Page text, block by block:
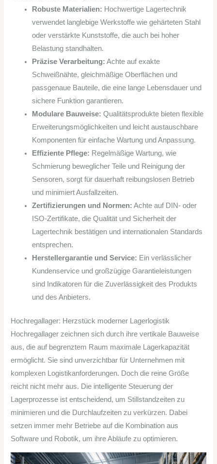
Robuste Materialien: Hochwertige Lagertechnik
verwendet langlebige Werkstoffe wie gehärteten Stahl
oder verstärkte Kunststoffe, die auch bei hoher
Belastung standhalten.
Präzise Verarbeitung: Achte auf exakte
Schweißnähte, gleichmäßige Oberflächen und
passgenaue Bauteile, die eine lange Lebensdauer und
sichere Funktion garantieren.
Modulare Bauweise: Qualitätsprodukte bieten flexible
Erweiterungsmöglichkeiten und leicht austauschbare
Komponenten für einfache Wartung und Anpassung.
Effiziente Pflege: Regelmäßige Wartung, wie
Schmierung beweglicher Teile und Reinigung der
Sensoren, sorgt für dauerhaft reibungslosen Betrieb
und minimiert Ausfallzeiten.
Zertifizierungen und Normen: Achte auf DIN- oder
ISO-Zertifikate, die Qualität und Sicherheit der
Lagertechnik bestätigen und internationalen Standards
entsprechen.
Herstellergarantie und Service: Ein verlässlicher
Kundenservice und großzügige Garantieleistungen
sind Indikatoren für die Zuverlässigkeit des Produkts
und des Anbieters.
Hochregallager: Herzstück moderner Lagerlogistik
Hochregallager zeichnen sich durch ihre vertikale Bauweise
aus, die auf begrenztem Raum maximale Lagerkapazität
ermöglicht. Sie sind unverzichtbar für Unternehmen mit
komplexen Logistikanforderungen. Doch die reine Größe
reicht nicht mehr aus. Die intelligente Steuerung der
Lagerprozesse ist entscheidend, um Stillstandzeiten zu
minimieren und die Durchlaufzeiten zu verkürzen. Dabei
setzen immer mehr Betriebe auf die Kombination aus
Software und Robotik, um ihre Abläufe zu optimieren.